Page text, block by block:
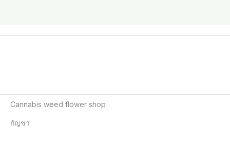
Cannabis weed flower shop
กัญชา